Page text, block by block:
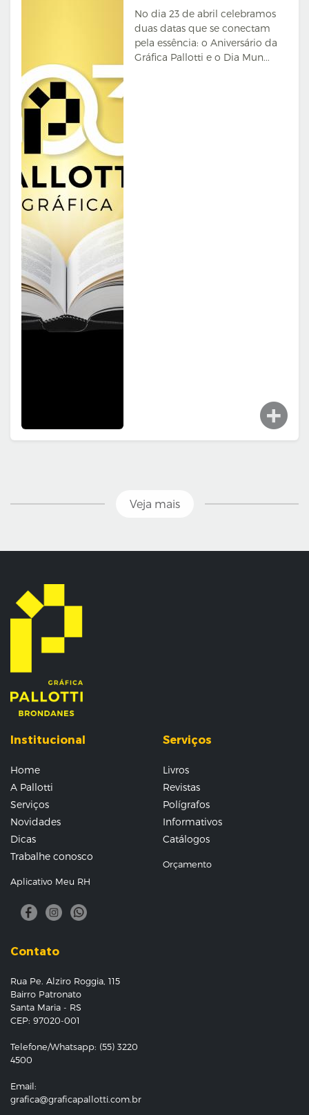
No dia 23 de abril celebramos
duas datas que se conectam
pela essência: o Aniversário da
Gráfica Pallotti e o Dia Mun...
Veja mais
Institucional
Home
A Pallotti
Serviços
Novidades
Dicas
Trabalhe conosco
Aplicativo Meu RH
Serviços
Livros
Revistas
Polígrafos
Informativos
Catálogos
Orçamento
Contato
Rua Pe. Alziro Roggia, 115
Bairro Patronato
Santa Maria - RS
CEP: 97020-001
Telefone/Whatsapp: (55) 3220
4500
Email:
grafica@graficapallotti.com.br